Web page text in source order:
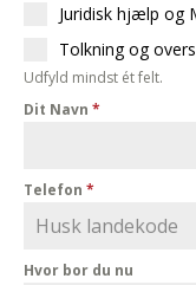
Juridisk hjælp og
Tolkning og
Udfyld mindst ét felt.
Dit Navn *
Telefon *
Hvor bor du nu